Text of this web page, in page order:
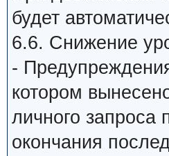
будет
6.6. Снижение
-
котором
личного запроса
окончания